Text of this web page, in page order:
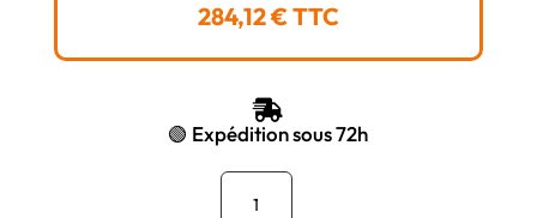
284,12€TTC

🟢 Expédition sous 72h
quantité